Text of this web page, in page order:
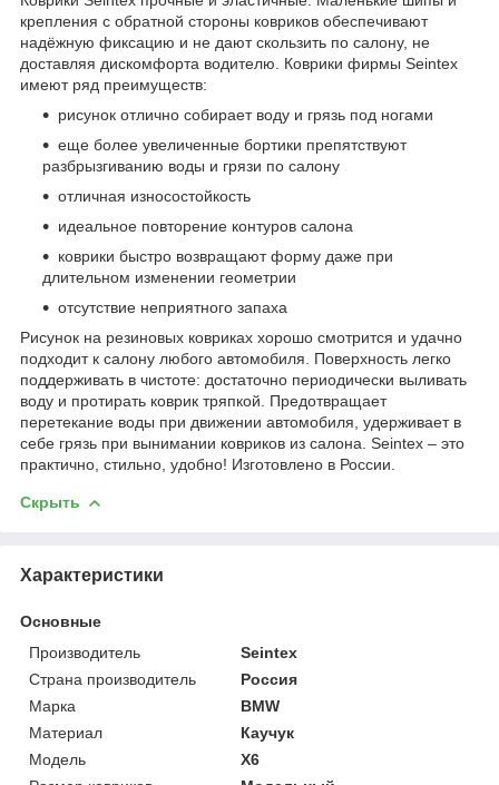
крепления с обратной стороны ковриков обеспечивают
надёжную фиксацию и не дают скользить по салону, не
доставляя дискомфорта водителю. Коврики фирмы Seintex
имеют ряд преимуществ:
рисунок отлично собирает воду и грязь под ногами
еще более увеличенные бортики препятствуют
разбрызгиванию воды и грязи по салону
отличная износостойкость
идеальное повторение контуров салона
коврики быстро возвращают форму даже при
длительном изменении геометрии
отсутствие неприятного запаха
Рисунок на резиновых ковриках хорошо смотрится и удачно
подходит к салону любого автомобиля. Поверхность легко
поддерживать в чистоте: достаточно периодически выливать
воду и протирать коврик тряпкой. Предотвращает
перетекание воды при движении автомобиля, удерживает в
себе грязь при вынимании ковриков из салона. Seintex – это
практично, стильно, удобно! Изготовлено в России.
Скрыть
Характеристики
Основные
Производитель
Seintex
Страна производитель
Россия
Марка
BMW
Материал
Каучук
Модель
X6